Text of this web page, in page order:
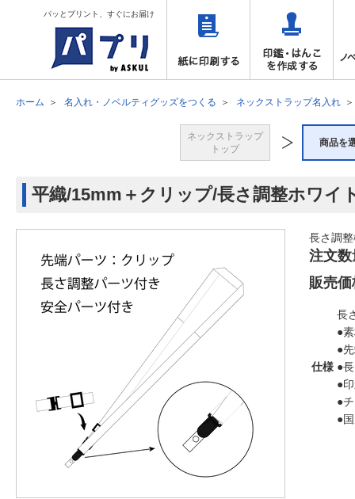
パッとプリント、すぐにお届け
ホーム 名入れ・ノベルティグッズをつくる ネックストラップ名入れ
ネックストラップ
トップ
商品を
平織/15mm＋クリップ/長さ調整ホワイ
長さ調
注文数
販売価
仕様
長
●
●
●
●
●
●